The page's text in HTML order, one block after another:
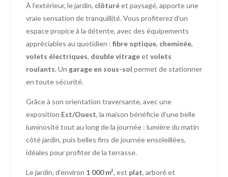
À l’extérieur, le jardin, clôturéet paysagé, apporte une
vraie sensation de tranquillité. Vous profiterez d’un
espace propice à la détente, avec des équipements
appréciables au quotidien : fibre optique, cheminée,
volets électriques, double vitrageet volets
roulants. Un garage en sous-sol permet de stationner
en toute sécurité.
Grâce à son orientation traversante, avec une
exposition Est/Ouest, la maison bénéficie d’une belle
luminosité tout au long de la journée : lumière du matin
côté jardin, puis belles fins de journée ensoleillées,
idéales pour profiter de la terrasse.
Le jardin, d’environ 1 000 m², est plat, arboré et